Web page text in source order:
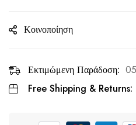
Κοινοποίηση
Εκτιμώμενη Παράδοση:
Free Shipping & Returns: